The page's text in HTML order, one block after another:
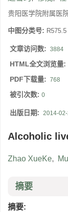
贵阳医学院附属医
中图分类号: R575.5
文章访问数: 3884
HTML全文浏览量:
PDF下载量: 768
被引次数: 0
出版日期: 2014-
Alcoholic
Zhao XueKe,
摘要
摘要: